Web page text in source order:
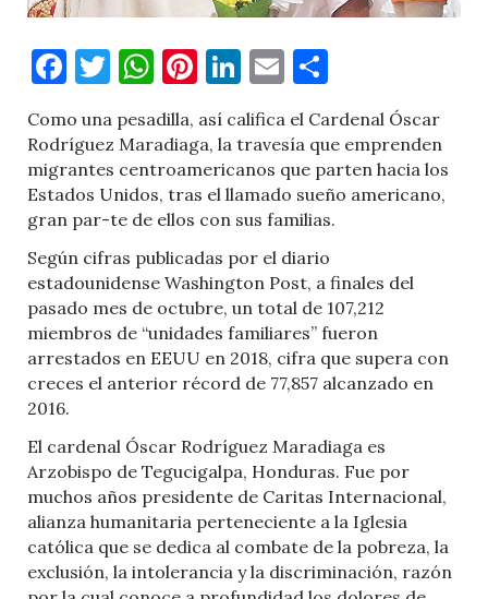
Facebook
Twitter
WhatsApp
Pinterest
LinkedIn
Email
Como una pesadilla, así califica el Cardenal Óscar
Rodríguez Maradiaga, la travesía que emprenden
migrantes centroamericanos que parten hacia los
Estados Unidos, tras el llamado sueño americano,
gran par-te de ellos con sus familias.
Según cifras publicadas por el diario
estadounidense Washington Post, a finales del
pasado mes de octubre, un total de 107,212
miembros de “unidades familiares” fueron
arrestados en EEUU en 2018, cifra que supera con
creces el anterior récord de 77,857 alcanzado en
2016.
El cardenal Óscar Rodríguez Maradiaga es
Arzobispo de Tegucigalpa, Honduras. Fue por
muchos años presidente de Caritas Internacional,
alianza humanitaria perteneciente a la Iglesia
católica que se dedica al combate de la pobreza, la
exclusión, la intolerancia y la discriminación, razón